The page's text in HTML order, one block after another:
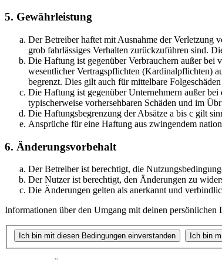
5. Gewährleistung
Der Betreiber haftet mit Ausnahme der Verletzung
grob fahrlässiges Verhalten zurückzuführen sind.
Die Haftung ist gegenüber Verbrauchern außer bei
wesentlicher Vertragspflichten (Kardinalpflichten)
begrenzt. Dies gilt auch für mittelbare
Die Haftung ist gegenüber Unternehmern außer
typischerweise vorhersehbaren Schäden und im
Die Haftungsbegrenzung der Absätze a bis c gilt
Ansprüche für eine Haftung aus zwingendem
6. Änderungsvorbehalt
Der Betreiber ist berechtigt, die
Der Nutzer ist berechtigt, den Änderungen zu
Die Änderungen gelten als anerkannt und
Informationen über den Umgang mit deinen persönlichen